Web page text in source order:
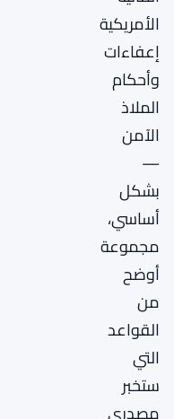
الأمريكية
إعفاءات
وأحكام
الملاذ
الآمن
—
بشكل
أساسي،
مجموعة
أوضح
من
القواعد
التي
ستخبر
مصدري